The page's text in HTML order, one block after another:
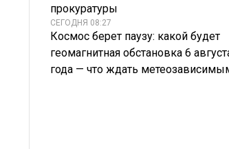
прокуратуры
СЕГОДНЯ 08:27
Космос берет паузу: какой будет
геомагнитная обстановка 6
года — что ждать